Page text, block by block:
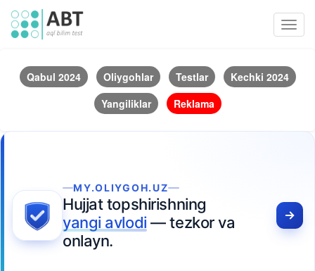
Qabul 2024 Oliygohlar Testlar
Kechki 2024
Yangiliklar
Reklama
MY.OLIYGOH.UZ
Hujjat topshirishning
yangi avlodi — tezkor va
onlayn.